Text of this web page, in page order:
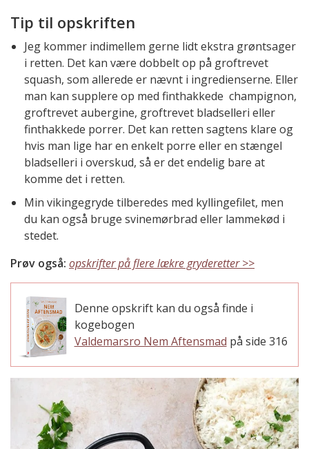
Tip til opskriften
Jeg kommer indimellem gerne lidt ekstra grøntsager
i retten. Det kan være dobbelt op på groftrevet
squash, som allerede er nævnt i ingredienserne. Eller
man kan supplere op med finthakkede champignon,
groftrevet aubergine, groftrevet bladselleri eller
finthakkede porrer. Det kan retten sagtens klare og
hvis man lige har en enkelt porre eller en stængel
bladselleri i overskud, så er det endelig bare at
komme det i retten.
Min vikingegryde tilberedes med kyllingefilet, men
du kan også bruge svinemørbrad eller lammekød i
stedet.
Prøv også: opskrifter på flere lækre gryderetter >>
Denne opskrift kan du også finde i
kogebogen
Valdemarsro Nem Aftensmad på side 316